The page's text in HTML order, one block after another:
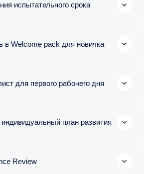
испытательного срока
в Welcome pack для новичка
для первого рабочего дня
план развития
Review